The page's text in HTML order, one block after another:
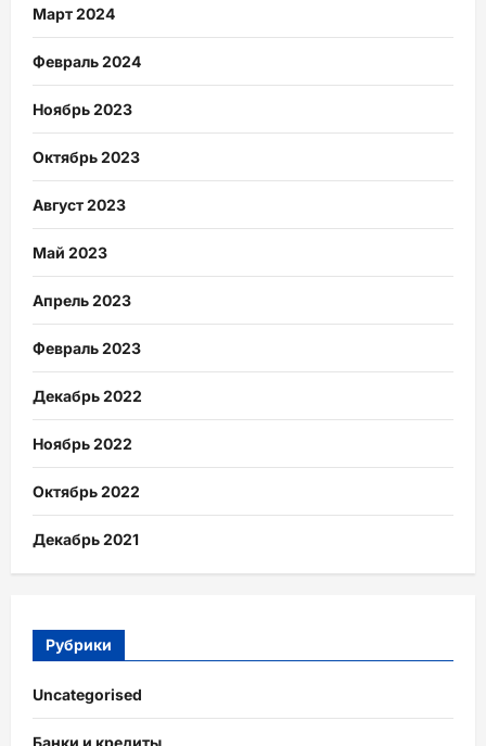
Март 2024
Февраль 2024
Ноябрь 2023
Октябрь 2023
Август 2023
Май 2023
Апрель 2023
Февраль 2023
Декабрь 2022
Ноябрь 2022
Октябрь 2022
Декабрь 2021
Рубрики
Uncategorised
Банки и кредиты